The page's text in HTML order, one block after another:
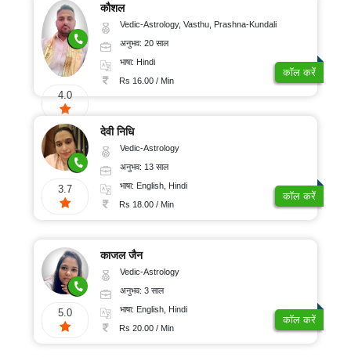
4.0
कौशल
Vedic-Astrology, Vasthu, Prashna-Kundali
अनुभव: 20 साल
भाषा: Hindi
Rs 16.00 / Min
कॉल करें
3.7
देवी निधि
Vedic-Astrology
अनुभव: 13 साल
भाषा: English, Hindi
Rs 18.00 / Min
कॉल करें
5.0
काजल जैन
Vedic-Astrology
अनुभव: 3 साल
भाषा: English, Hindi
Rs 20.00 / Min
कॉल करें